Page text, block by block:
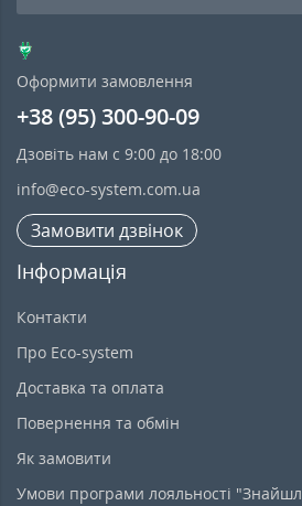
Оформити замовлення
+38 (95) 300-90-09
Дзовіть нам с 9:00 до 18:00
info@eco-system.com.ua
Замовити дзвінок
Інформація
Контакти
Про Eco-system
Доставка та оплата
Повернення та обмін
Як замовити
Умови програми лояльності